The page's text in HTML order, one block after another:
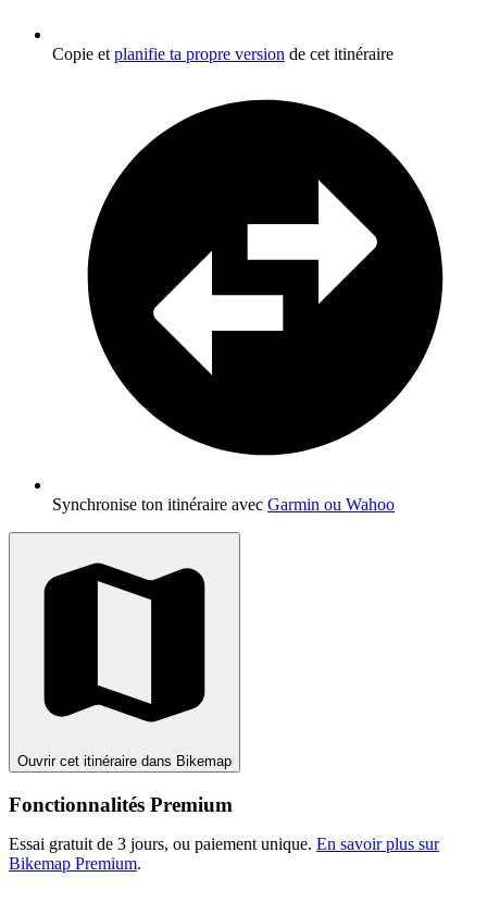
Copie et planifie ta propre version de cet itinéraire
Synchronise ton itinéraire avec Garmin ou Wahoo
Ouvrir cet itinéraire dans Bikemap
Fonctionnalités Premium
Essai gratuit de 3 jours, ou paiement unique. En savoir plus sur
Bikemap Premium.